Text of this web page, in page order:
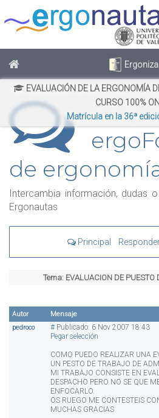
Ergoniza
EVALUACIÓN DE LA ERGONOMÍA
CURSO 100%
Matrícula en la 36ª
de
Intercambia información, dudas
Ergonautas
Principal
Tema: EVALUACION DE PUESTO
Autor
Mensaje
pedroco
# Publicado: 6 Nov 2007 18:43
Pegar selección
COMO PUEDO REALIZAR UNA
UN PESTO DE TRABAJO DE
MI TRABAJO CONSISTE EN
DESPACHO PERO NO SE QUE
ENFOCARLO.
OS RUEGO ME CONTESTEIS
MUCHAS GRACIAS